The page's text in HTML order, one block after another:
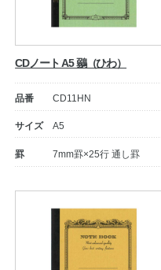
CDノート A5 鶸（ひわ）
品番 CD11HN
サイズ A5
罫 7mm罫×25行 通し罫